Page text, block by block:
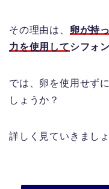
その理由は、 卵が持
力を使用してシフォ
では、卵を使用せず
しょうか？
詳しく見ていきましょ